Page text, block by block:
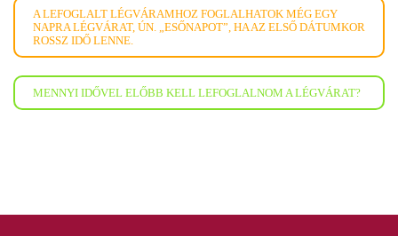
A LEFOGLALT LÉGVÁRAMHOZ FOGLALHATOK MÉG EGY
NAPRA LÉGVÁRAT, ÚN. „ESŐNAPOT”, HA AZ ELSŐ DÁTUMKOR
ROSSZ IDŐ LENNE.
MENNYI IDŐVEL ELŐBB KELL LEFOGLALNOM A LÉGVÁRAT?